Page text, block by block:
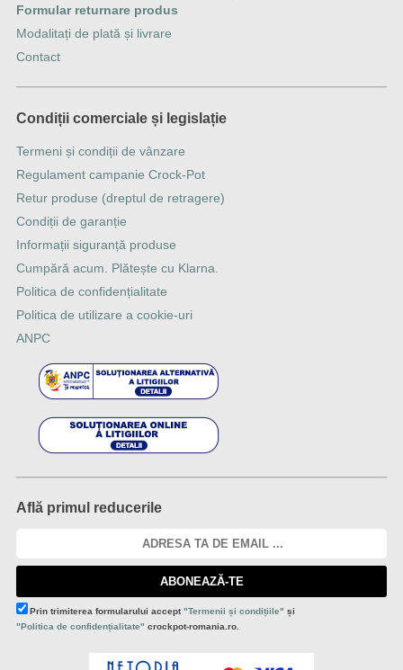
Formular returnare produs
Modalitați de plată și livrare
Contact
Condiții comerciale și legislație
Termeni și condiții de vânzare
Regulament campanie Crock-Pot
Retur produse (dreptul de retragere)
Condiții de garanție
Informații siguranță produse
Cumpără acum. Plătește cu Klarna.
Politica de confidențialitate
Politica de utilizare a cookie-uri
ANPC
Află primul reducerile
ABONEAZĂ-TE
Prin trimiterea formularului accept"Termenii și condițiile" și
"Politica de confidențialitate" crockpot-romania.ro.